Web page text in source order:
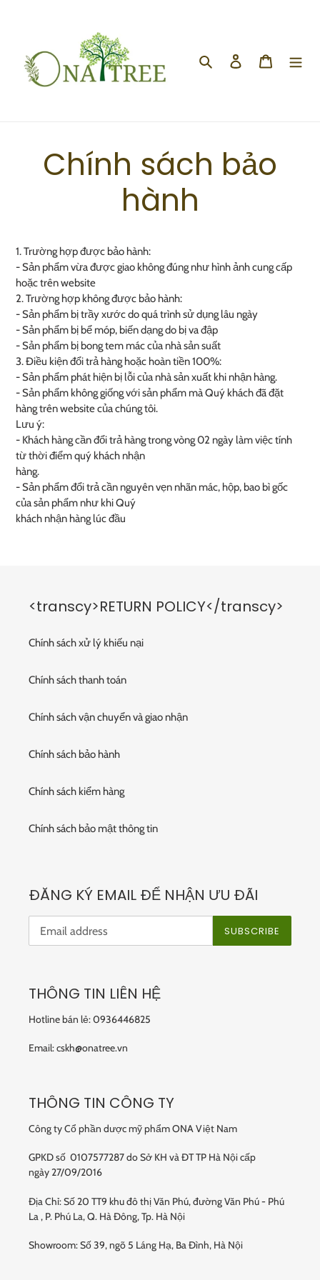
Search
Log in Cart
Chính sách bảo
hành
1. Trường hợp được bảo hành:
- Sản phẩm vừa được giao không đúng như hình ảnh cung cấp
hoặc trên website
2. Trường hợp không được bảo hành:
- Sản phẩm bị trầy xước do quá trình sử dụng lâu ngày
- Sản phẩm bị bể móp, biến dạng do bị va đập
- Sản phẩm bị bong tem mác của nhà sản suất
3. Điều kiện đổi trả hàng hoặc hoàn tiền 100%:
- Sản phẩm phát hiện bị lỗi của nhà sản xuất khi nhận hàng.
- Sản phẩm không giống với sản phẩm mà Quý khách đã đặt
hàng trên website của chúng tôi.
Lưu ý:
- Khách hàng cần đổi trả hàng trong vòng 02 ngày làm việc tính
từ thời điểm quý khách nhận
hàng.
- Sản phẩm đổi trả cần nguyên vẹn nhãn mác, hộp, bao bì gốc
của sản phẩm như khi Quý
khách nhận hàng lúc đầu
<transcy>RETURN POLICY</transcy>
Chính sách xử lý khiếu nại
Chính sách thanh toán
Chính sách vận chuyển và giao nhận
Chính sách bảo hành
Chính sách kiểm hàng
Chính sách bảo mật thông tin
ĐĂNG KÝ EMAIL ĐỂ NHẬN ƯU ĐÃI
SUBSCRIBE
THÔNG TIN LIÊN HỆ
Hotline bán lẻ: 0936446825
Email: cskh@onatree.vn
THÔNG TIN CÔNG TY
Công ty Cổ phần dược mỹ phẩm ONA Việt Nam
GPKD số 0107577287 do Sở KH và ĐT TP Hà Nội cấp
ngày 27/09/2016
Địa Chỉ: Số 20 TT9 khu đô thị Văn Phú, đường Văn Phú - Phú
La , P. Phú La, Q. Hà Đông, Tp. Hà Nội
Showroom: Số 39, ngõ 5 Láng Hạ, Ba Đình, Hà Nội